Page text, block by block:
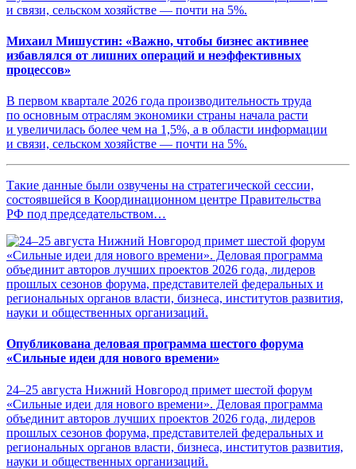
Михаил Мишустин: «Важно, чтобы бизнес активнее
избавлялся от лишних операций и неэффективных
процессов»
В первом квартале 2026 года производительность труда
по основным отраслям экономики страны начала расти
и увеличилась более чем на 1,5%, а в области информации
и связи, сельском хозяйстве — почти на 5%.
Такие данные были озвучены на стратегической сессии,
состоявшейся в Координационном центре Правительства
РФ под председательством…
Опубликована деловая программа шестого форума
«Сильные идеи для нового времени»
24–25 августа Нижний Новгород примет шестой форум
«Сильные идеи для нового времени». Деловая программа
объединит авторов лучших проектов 2026 года, лидеров
прошлых сезонов форума, представителей федеральных и
региональных органов власти, бизнеса, институтов развития,
науки и общественных организаций.